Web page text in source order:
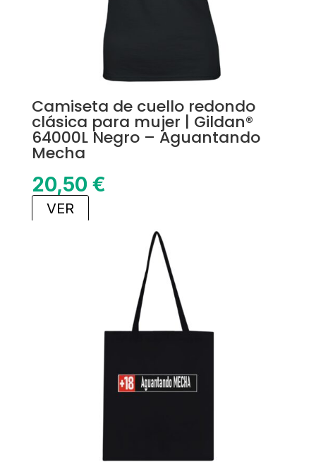
Camiseta de cuello redondo
clásica para mujer | Gildan®
64000L Negro – Aguantando
Mecha
20,50 €
VER